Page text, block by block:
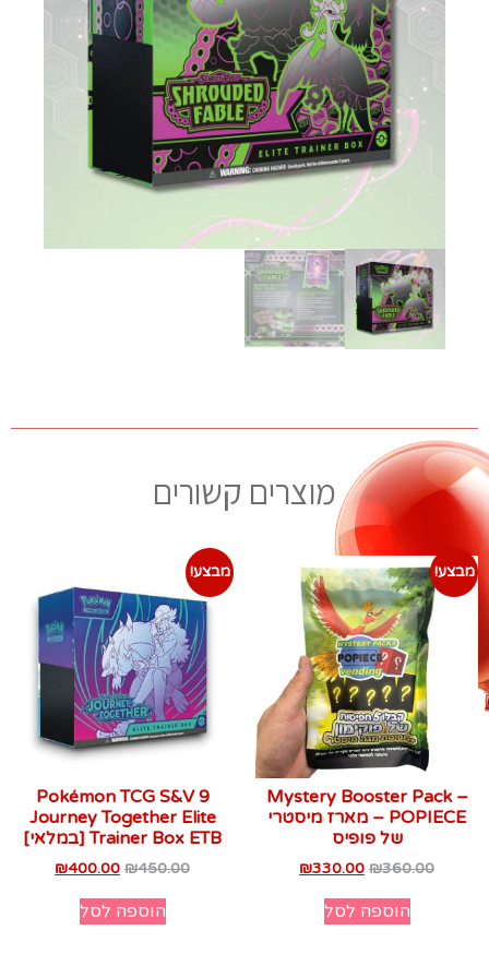
מוצרים קשורים
מבצע!
Mystery Booster Pack –
POPIECE – מארז מיסטרי
של פופיס
₪360.00
₪330.00
הוספה לסל
מבצע!
Pokémon TCG S&V 9
Journey Together Elite
Trainer Box ETB [במלאי]
₪450.00
₪400.00
הוספה לסל